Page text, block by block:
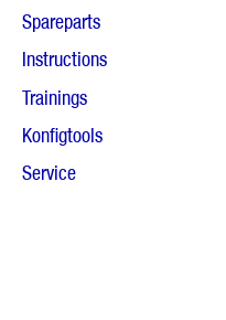
Spareparts
Instructions
Trainings
Konfigtools
Service